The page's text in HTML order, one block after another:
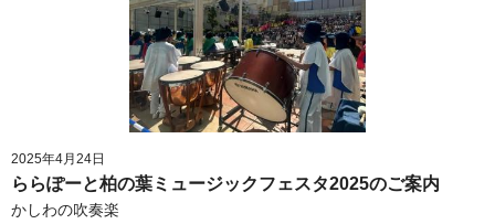
2025年4月24日
ららぽーと柏の葉ミュージックフェスタ2025のご案内
かしわの吹奏楽